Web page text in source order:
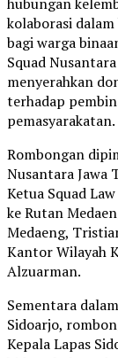
kolaborasi
bagi warga
Squad
menyerahkan
terhadap
pemasyarakatan.
Rombongan
Nusantara Jawa
Ketua Squad
ke Rutan
Medaeng,
Kantor Wilayah
Alzuarman.
Sementara
Sidoarjo,
Kepala Lapas